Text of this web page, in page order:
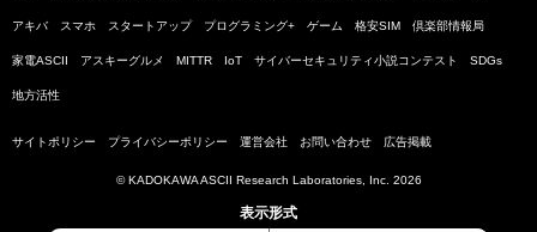
アキバ スマホ スタートアップ プログラミング+ ゲーム 格安SIM 倶楽部情報局
家電ASCII アスキーグルメ MITTR IoT サイバーセキュリティ小説コンテスト SDGs
地方活性
サイトポリシー プライバシーポリシー 運営会社 お問い合わせ 広告掲載
© KADOKAWA ASCII Research Laboratories, Inc. 2026
表示形式